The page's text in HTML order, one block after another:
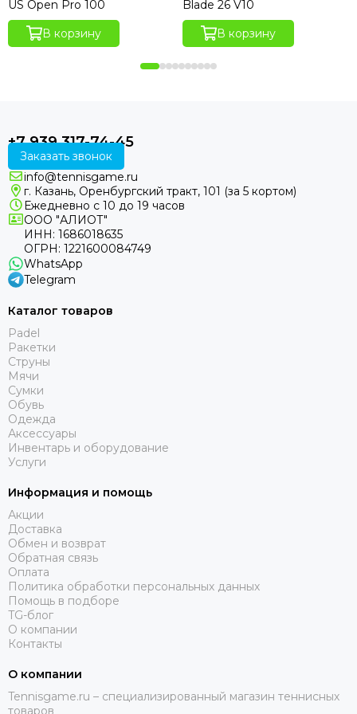
US Open Pro 100
В корзину
Blade 26 V10
В корзину
+7 939 317-74-45
Заказать звонок
info@tennisgame.ru
г. Казань, Оренбургский тракт, 101 (за 5 кортом)
Ежедневно с 10 до 19 часов
ООО "АЛИОТ"
ИНН: 1686018635
ОГРН: 1221600084749
WhatsApp
Telegram
Каталог товаров
Padel
Ракетки
Струны
Мячи
Сумки
Обувь
Одежда
Аксессуары
Инвентарь и оборудование
Услуги
Информация и помощь
Акции
Доставка
Обмен и возврат
Обратная связь
Оплата
Политика обработки персональных данных
Помощь в подборе
TG-блог
О компании
Контакты
О компании
Tennisgame.ru – специализированный магазин теннисных
товаров